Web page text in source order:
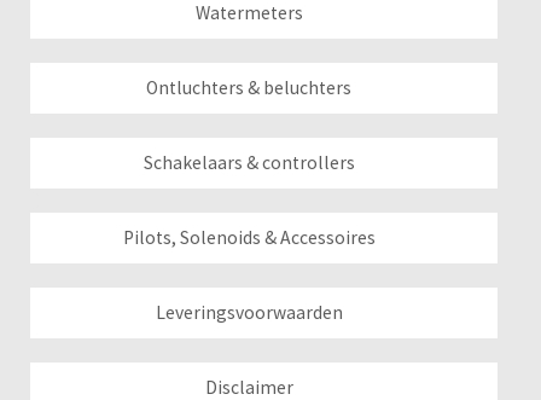
Watermeters
Ontluchters & beluchters
Schakelaars & controllers
Pilots, Solenoids & Accessoires
Leveringsvoorwaarden
Disclaimer